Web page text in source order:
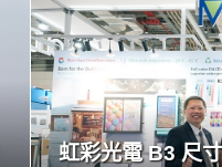
虹彩光電 B3 尺